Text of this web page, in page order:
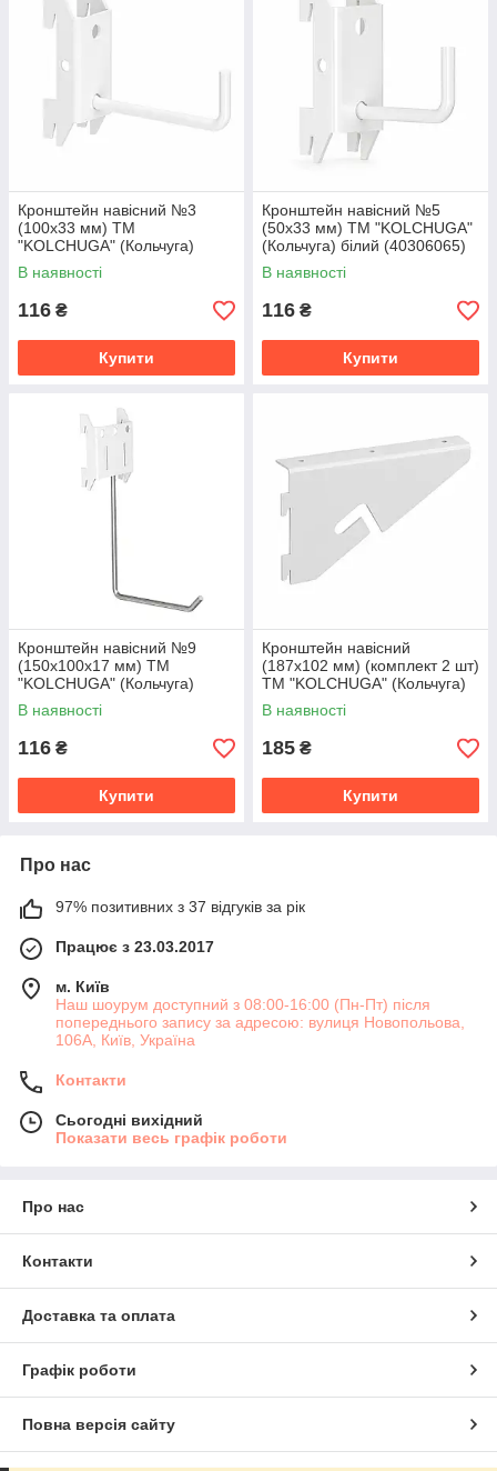
Кронштейн навісний №3
(100х33 мм) ТМ
"KOLCHUGA" (Кольчуга)
білий (40306064)
В наявності
116 ₴
Купити
Кронштейн навісний №5
(50х33 мм) ТМ "KOLCHUGA"
(Кольчуга) білий (40306065)
В наявності
116 ₴
Купити
Кронштейн навісний №9
(150х100х17 мм) ТМ
"KOLCHUGA" (Кольчуга)
білий (40306068)
В наявності
116 ₴
Купити
Кронштейн навісний
(187х102 мм) (комплект 2 шт)
ТМ "KOLCHUGA" (Кольчуга)
білий (40306091)
В наявності
185 ₴
Купити
Про нас
97% позитивних з 37 відгуків за рік
Працює з 23.03.2017
м. Київ
Наш шоурум доступний з 08:00-16:00 (Пн-Пт) після
попереднього запису за адресою: вулиця Новопольова,
106А, Київ, Україна
Контакти
Сьогодні вихідний
Показати весь графік роботи
Про нас
Контакти
Доставка та оплата
Графік роботи
Повна версія сайту